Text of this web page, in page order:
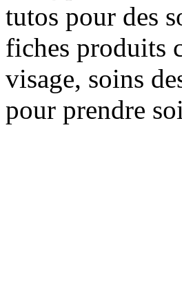
tutos pour des
fiches produits
visage, soins
pour prendre